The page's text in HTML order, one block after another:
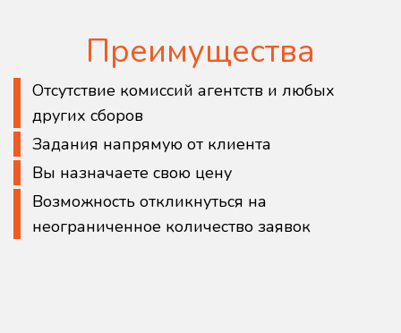
Преимущества
Отсутствие комиссий агентств и любых
других сборов
Задания напрямую от клиента
Вы назначаете свою цену
Возможность откликнуться на
неограниченное количество заявок